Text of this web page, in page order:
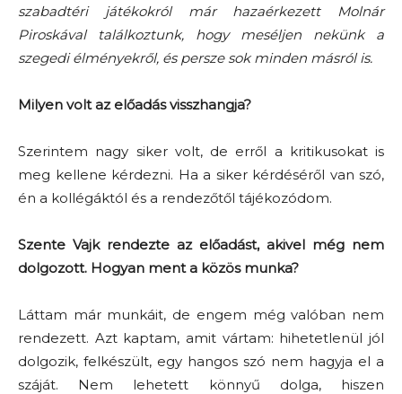
szabadtéri játékokról már hazaérkezett Molnár
Piroskával találkoztunk, hogy meséljen nekünk a
szegedi élményekről, és persze sok minden másról is.
Milyen volt az előadás visszhangja?
Szerintem nagy siker volt, de erről a kritikusokat is
meg kellene kérdezni. Ha a siker kérdéséről van szó,
én a kollégáktól és a rendezőtől tájékozódom.
Szente Vajk rendezte az előadást, akivel még nem
dolgozott. Hogyan ment a közös munka?
Láttam már munkáit, de engem még valóban nem
rendezett. Azt kaptam, amit vártam: hihetetlenül jól
dolgozik, felkészült, egy hangos szó nem hagyja el a
száját. Nem lehetett könnyű dolga, hiszen